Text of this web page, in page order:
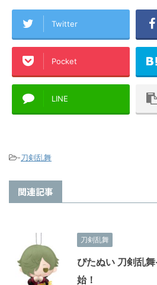
Twitter
Pocket
LINE
-刀剣乱舞
関連記事
刀剣乱舞
ぴたぬい 刀剣乱
始！